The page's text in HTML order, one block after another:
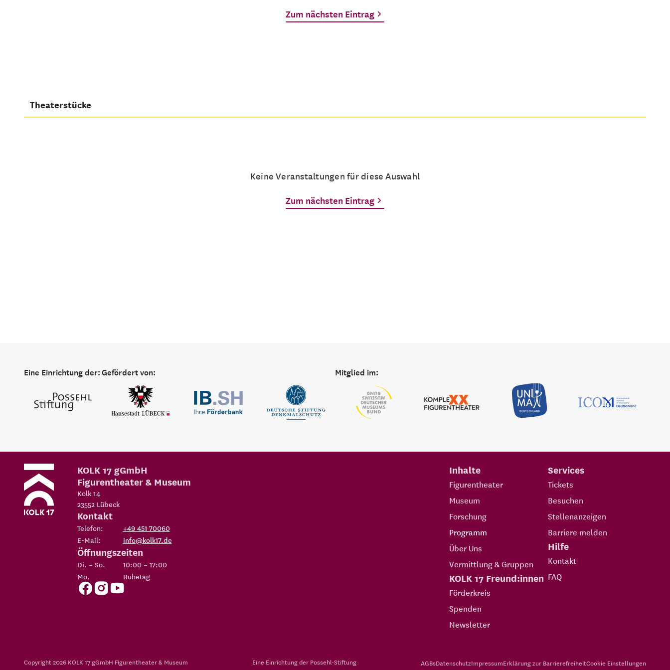
Zum nächsten Eintrag
Theaterstücke
Keine Veranstaltungen für diese Auswahl
Zum nächsten Eintrag
Eine Einrichtung der:Gefördert von: Mitglied im:
Inhalte
Figurentheater
Museum
Forschung
Programm
Über Uns
Vermittlung & Gruppen
KOLK 17 Freund:innen
Förderkreis
Spenden
Newsletter
Services
Tickets
Besuchen
Stellenanzeigen
Barriere melden
Hilfe
Kontakt
FAQ
KOLK 17 gGmbH
Figurentheater & Museum
Kolk 14
23552 Lübeck
Kontakt
Telefon:
+49 451 70060
E-Mail:
info@kolk17.de
Öffnungszeiten
Di. – So.
10:00 – 17:00
Mo.
Ruhetag
Copyright 2026 KOLK 17 gGmbH Figurentheater & Museum Eine Einrichtung der Possehl-Stiftung AGBsDatenschutzImpressumErklärung zur BarrierefreiheitCookie Einstellungen